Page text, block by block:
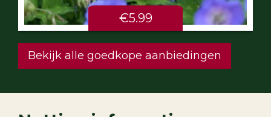
€5.99
Bekijk alle goedkope aanbiedingen